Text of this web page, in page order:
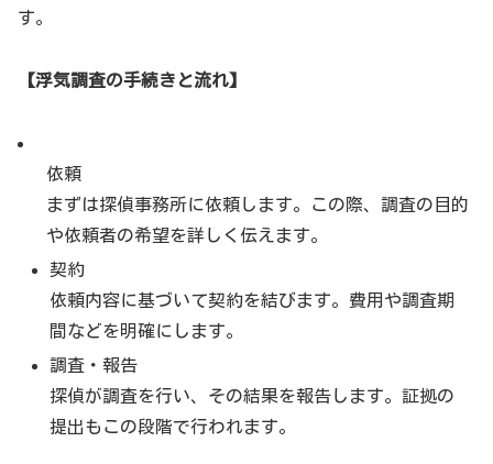
す。
【浮気調査の手続きと流れ】
依頼
まずは探偵事務所に依頼します。この際、調査の目的
や依頼者の希望を詳しく伝えます。
契約
依頼内容に基づいて契約を結びます。費用や調査期
間などを明確にします。
調査・報告
探偵が調査を行い、その結果を報告します。証拠の
提出もこの段階で行われます。